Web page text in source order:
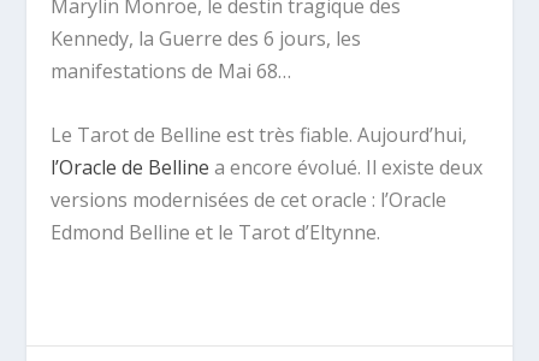
Marylin Monroe, le destin tragique des
Kennedy, la Guerre des 6 jours, les
manifestations de Mai 68…
Le Tarot de Belline est très fiable. Aujourd’hui,
l’Oracle de Belline a encore évolué. Il existe deux
versions modernisées de cet oracle : l’Oracle
Edmond Belline et le Tarot d’Eltynne.